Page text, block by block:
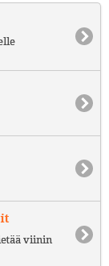
viinin